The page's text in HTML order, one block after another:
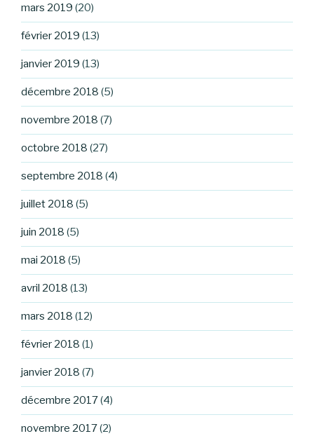
mars 2019 (20)
février 2019 (13)
janvier 2019 (13)
décembre 2018 (5)
novembre 2018 (7)
octobre 2018 (27)
septembre 2018 (4)
juillet 2018 (5)
juin 2018 (5)
mai 2018 (5)
avril 2018 (13)
mars 2018 (12)
février 2018 (1)
janvier 2018 (7)
décembre 2017(4)
novembre 2017(2)